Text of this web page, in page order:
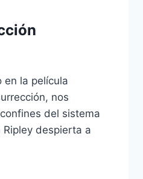
en la película
nos
del sistema
despierta a